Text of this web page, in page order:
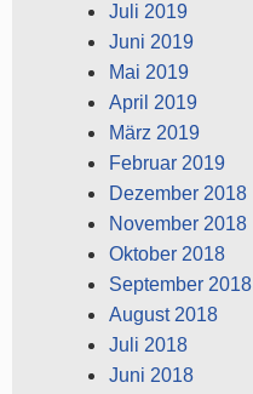
Juli 2019
Juni 2019
Mai 2019
April 2019
März 2019
Februar 2019
Dezember 2018
November 2018
Oktober 2018
September 2018
August 2018
Juli 2018
Juni 2018